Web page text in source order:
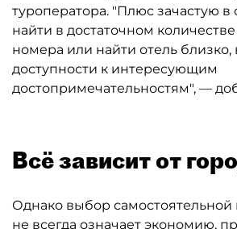
туроператора. "Плюс зачастую в
найти в достаточном
номера или найти отель
доступности к интересующим
достопримечательностям", —
Всё зависит от
Однако выбор самостоятельной
не всегда означает экономию,